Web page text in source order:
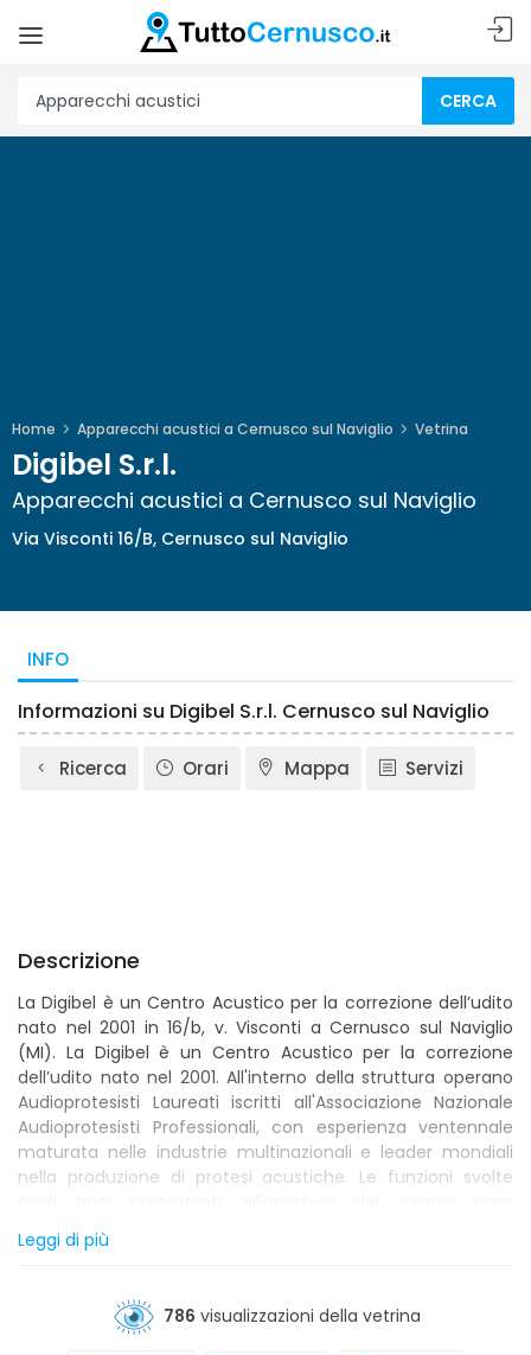
CERCA
Home Apparecchi acustici a Cernusco sul Naviglio Vetrina
Digibel S.r.l.
Apparecchi acustici a Cernusco sul Naviglio
Via Visconti 16/B, Cernusco sul Naviglio
INFO
Informazioni su Digibel S.r.l. Cernusco sul Naviglio
Ricerca Orari Mappa Servizi
Descrizione
La Digibel è un Centro Acustico per la correzione dell’udito
nato nel 2001 in 16/b, v. Visconti a Cernusco sul Naviglio
(MI). La Digibel è un Centro Acustico per la correzione
dell’udito nato nel 2001. All'interno della struttura operano
Audioprotesisti Laureati iscritti all'Associazione Nazionale
Audioprotesisti Professionali, con esperienza ventennale
maturata nelle industrie multinazionali e leader mondiali
nella produzione di protesi acustiche. Le funzioni svolte
molteplici: Tecnici di Produzione, Formatori, Responsabili di
Produzione, Consulenti. Tutto questo ci ha permesso di
ipoacusici: in particolar modo è stato allestito un
Laboratorio di assistenza diretta che ci consente in tempi
Leggi di più
786 visualizzazioni della vetrina